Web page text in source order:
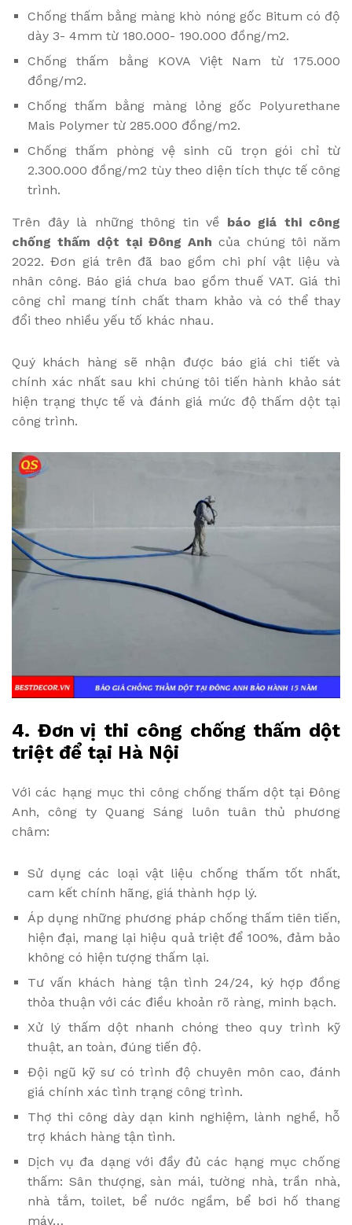
Chống thấm bằng màng khò nóng gốc Bitum có độ
dày 3- 4mm từ 180.000- 190.000 đồng/m2.
Chống thấm bằng KOVA Việt Nam từ 175.000
đồng/m2.
Chống thấm bằng màng lỏng gốc Polyurethane
Mais Polymer từ 285.000 đồng/m2.
Chống thấm phòng vệ sinh cũ trọn gói chỉ từ
2.300.000 đồng/m2 tùy theo diện tích thực tế công
trình.
Trên đây là những thông tin về báo giá thi công
chống thấm dột tại Đông Anh của chúng tôi năm
2022. Đơn giá trên đã bao gồm chi phí vật liệu và
nhân công. Báo giá chưa bao gồm thuế VAT. Giá thi
công chỉ mang tính chất tham khảo và có thể thay
đổi theo nhiều yếu tố khác nhau.
Quý khách hàng sẽ nhận được báo giá chi tiết và
chính xác nhất sau khi chúng tôi tiến hành khảo sát
hiện trạng thực tế và đánh giá mức độ thấm dột tại
công trình.
4. Đơn vị thi công chống thấm dột
triệt để tại Hà Nội
Với các hạng mục thi công chống thấm dột tại Đông
Anh, công ty Quang Sáng luôn tuân thủ phương
châm:
Sử dụng các loại vật liệu chống thấm tốt nhất,
cam kết chính hãng, giá thành hợp lý.
Áp dụng những phương pháp chống thấm tiên tiến,
hiện đại, mang lại hiệu quả triệt để 100%, đảm bảo
không có hiện tượng thấm lại.
Tư vấn khách hàng tận tình 24/24, ký hợp đồng
thỏa thuận với các điều khoản rõ ràng, minh bạch.
Xử lý thấm dột nhanh chóng theo quy trình kỹ
thuật, an toàn, đúng tiến độ.
Đội ngũ kỹ sư có trình độ chuyên môn cao, đánh
giá chính xác tình trạng công trình.
Thợ thi công dày dạn kinh nghiệm, lành nghề, hỗ
trợ khách hàng tận tình.
Dịch vụ đa dạng với đầy đủ các hạng mục chống
thấm: Sân thượng, sàn mái, tường nhà, trần nhà,
nhà tắm, toilet, bể nước ngầm, bể bơi hố thang
máy…